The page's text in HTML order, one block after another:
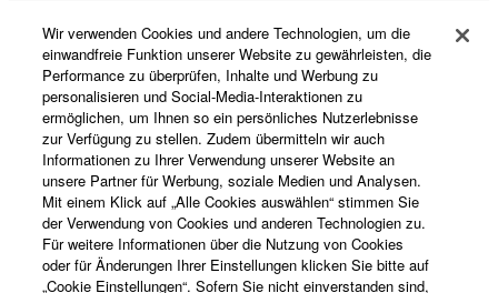
Registrierung von „Yamaha Music ID“
Über Yamaha
Deutschland - German
Business
Wir verwenden Cookies und andere Technologien, um die
einwandfreie Funktion unserer Website zu gewährleisten, die
Performance zu überprüfen, Inhalte und Werbung zu
personalisieren und Social-Media-Interaktionen zu
ermöglichen, um Ihnen so ein persönliches Nutzerlebnisse
zur Verfügung zu stellen. Zudem übermitteln wir auch
Informationen zu Ihrer Verwendung unserer Website an
unsere Partner für Werbung, soziale Medien und Analysen.
Mit einem Klick auf „Alle Cookies auswählen“ stimmen Sie
der Verwendung von Cookies und anderen Technologien zu.
Für weitere Informationen über die Nutzung von Cookies
oder für Änderungen Ihrer Einstellungen klicken Sie bitte auf
„Cookie Einstellungen“. Sofern Sie nicht einverstanden sind,